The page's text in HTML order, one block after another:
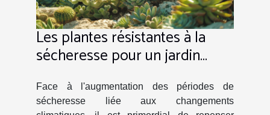
Les plantes résistantes à la
sécheresse pour un jardin
Face à l'augmentation des périodes de
sécheresse liée aux changements